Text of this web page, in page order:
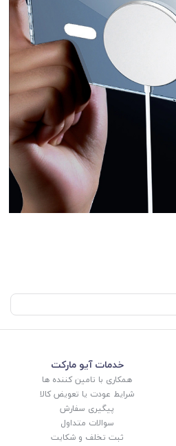
خدمات آیو مارکت
همکاری با تامین کننده ها
شرایط عودت یا تعویض کالا
پیگیری سفارش
سوالات متداول
ثبت تخلف و شکایت